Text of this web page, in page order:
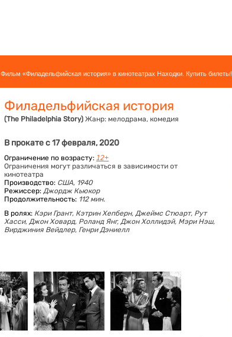
Фильм «Филадельфийская история» в кинотеатрах Находки. Купить билеты!
Филадельфийская история
(The Philadelphia Story) Жанр: мелодрама, комедия
В прокате с 17 февраля, 2020
Ограничение по возрасту: 12+
Ограничения могут различаться в зависимости от
кинотеатра
Производство: США, 1940
Режиссер: Джордж Кьюкор
Продолжительность: 112 мин.
В ролях: Кэри Грант, Кэтрин Хепберн, Джеймс Стюарт, Рут
Хасси, Джон Ховард, Роланд Янг, Джон Холлидэй, Мэри Нэш,
Вирджиния Вейдлер, Генри Дэниелл